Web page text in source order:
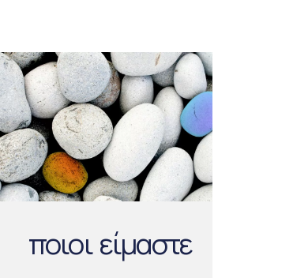
ποιοι είμαστε